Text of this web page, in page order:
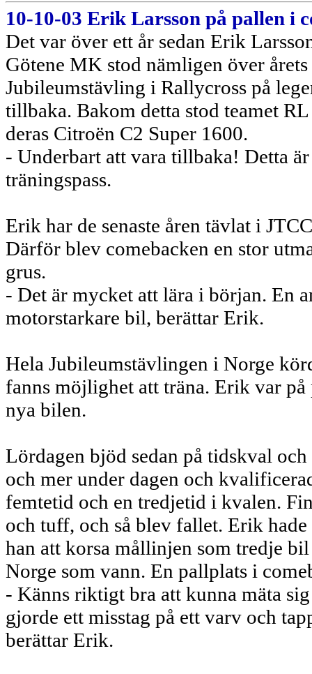
10-10-03 Erik Larsson på pallen i
Det var över ett år sedan Erik
Götene MK stod nämligen över
Jubileumstävling i Rallycross på
tillbaka. Bakom detta stod teamet
deras Citroën C2 Super 1600.
- Underbart att vara tillbaka! Detta
träningspass.
Erik har de senaste åren tävlat i
Därför blev comebacken en stor
grus.
- Det är mycket att lära i början. En
motorstarkare bil, berättar Erik.
Hela Jubileumstävlingen i Norge
fanns möjlighet att träna. Erik var
nya bilen.
Lördagen bjöd sedan på tidskval
och mer under dagen och
femtetid och en tredjetid i kvalen.
och tuff, och så blev fallet. Erik
han att korsa mållinjen som tredje
Norge som vann. En pallplats i
- Känns riktigt bra att kunna mäta
gjorde ett misstag på ett varv och
berättar Erik.